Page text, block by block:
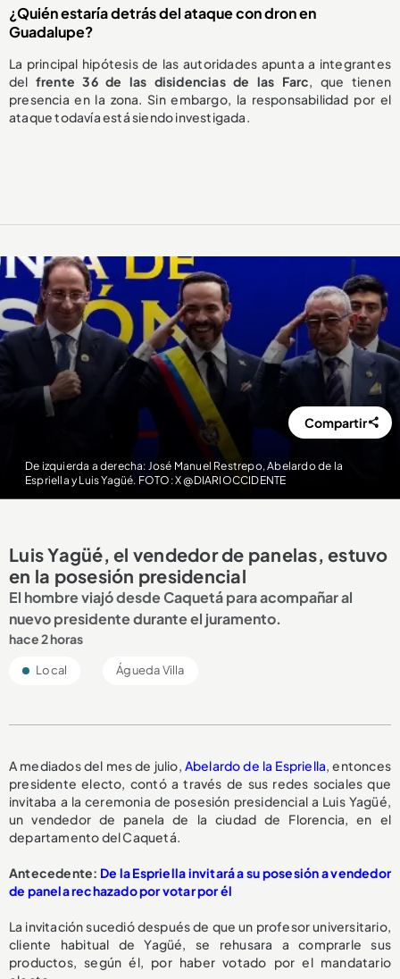
¿Quién estaría detrás del ataque con dron en
Guadalupe?
La principal hipótesis de las autoridades apunta a integrantes
del frente 36 de las disidencias de las Farc, que tienen
presencia en la zona. Sin embargo, la responsabilidad por el
ataque todavía está siendo investigada.
De izquierda a derecha: José Manuel Restrepo, Abelardo de la
Espriella y Luis Yagüé. FOTO: X @DIARIOCCIDENTE
Compartir
Luis Yagüé, el vendedor de panelas, estuvo
en la posesión presidencial
El hombre viajó desde Caquetá para acompañar al
nuevo presidente durante el juramento.
hace 2 horas
Local Águeda Villa
A mediados del mes de julio, Abelardo de la Espriella, entonces
presidente electo, contó a través de sus redes sociales que
invitaba a la ceremonia de posesión presidencial a Luis Yagüé,
un vendedor de panela de la ciudad de Florencia, en el
departamento del Caquetá.
Antecedente: De la Espriella invitará a su posesión a vendedor
de panela rechazado por votar por él
La invitación sucedió después de que un profesor universitario,
cliente habitual de Yagüé, se rehusara a comprarle sus
productos, según él, por haber votado por el mandatario